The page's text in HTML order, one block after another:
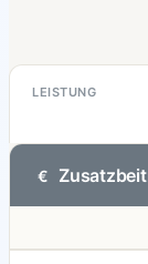
LEISTUNG
€